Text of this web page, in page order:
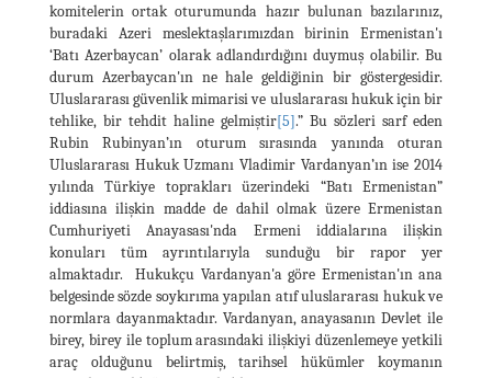
komitelerin ortak oturumunda hazır bulunan bazılarınız,
buradaki Azeri meslektaşlarımızdan birinin Ermenistan'ı
‘Batı Azerbaycan’ olarak adlandırdığını duymuş olabilir. Bu
durum Azerbaycan'ın ne hale geldiğinin bir göstergesidir.
Uluslararası güvenlik mimarisi ve uluslararası hukuk için bir
tehlike, bir tehdit haline gelmiştir[5].” Bu sözleri sarf eden
Rubin Rubinyan’ın oturum sırasında yanında oturan
Uluslararası Hukuk Uzmanı Vladimir Vardanyan’ın ise 2014
yılında Türkiye toprakları üzerindeki “Batı Ermenistan”
iddiasına ilişkin madde de dahil olmak üzere Ermenistan
Cumhuriyeti Anayasası'nda Ermeni iddialarına ilişkin
konuları tüm ayrıntılarıyla sunduğu bir rapor yer
almaktadır. Hukukçu Vardanyan'a göre Ermenistan'ın ana
belgesinde sözde soykırıma yapılan atıf uluslararası hukuk ve
normlara dayanmaktadır. Vardanyan, anayasanın Devlet ile
birey, birey ile toplum arasındaki ilişkiyi düzenlemeye yetkili
araç olduğunu belirtmiş, tarihsel hükümler koymanın